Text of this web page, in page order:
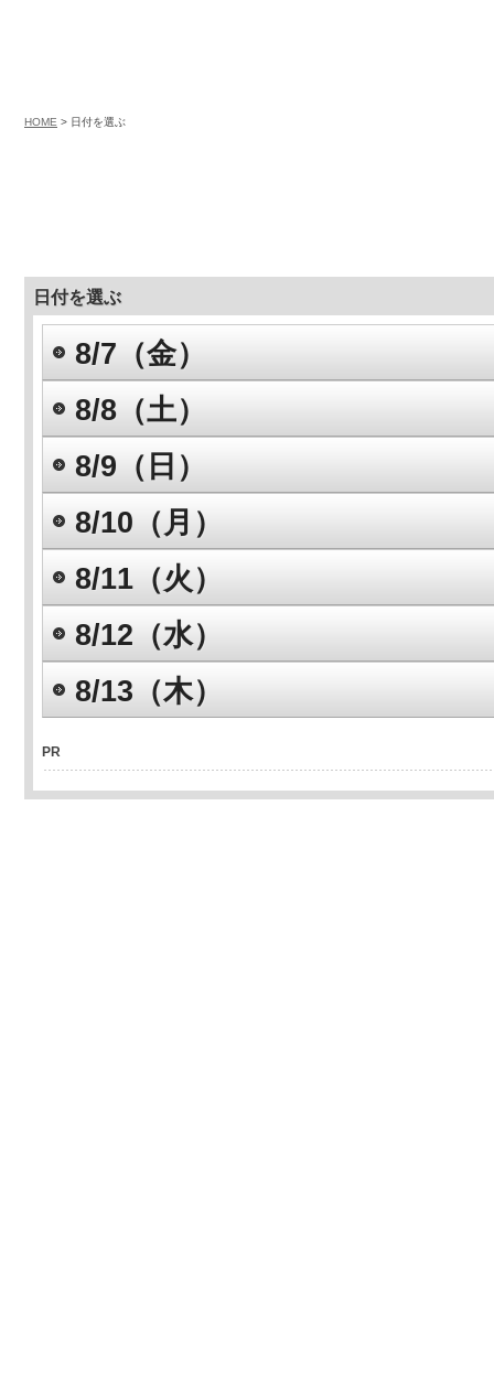
HOME > 日付を選ぶ
日付を選ぶ
8/7（金）
8/8（土）
8/9（日）
8/10（月）
8/11（火）
8/12（水）
8/13（木）
PR